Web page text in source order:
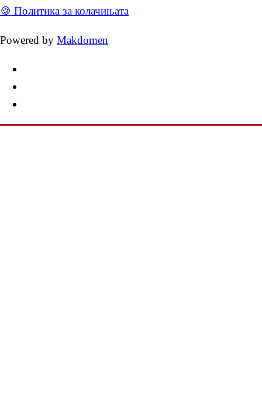
🍪 Политика за колачињата
Powered by Makdomen